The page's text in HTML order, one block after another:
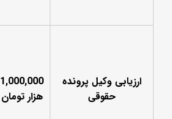
ارزیابی وکیل پرونده
حقوقی
1,000,000
هزار تومان